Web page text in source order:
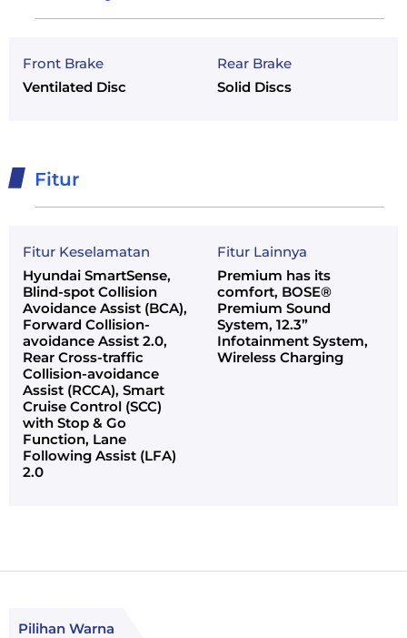
Front Brake
Ventilated Disc
Rear Brake
Solid Discs
Fitur
Fitur Keselamatan
Hyundai SmartSense,
Blind-spot Collision
Avoidance Assist (BCA),
Forward Collision-
avoidance Assist 2.0,
Rear Cross-traffic
Collision-avoidance
Assist (RCCA), Smart
Cruise Control (SCC)
with Stop & Go
Function, Lane
Following Assist (LFA)
2.0
Fitur Lainnya
Premium has its
comfort, BOSE®
Premium Sound
System, 12.3”
Infotainment System,
Wireless Charging
Pilihan Warna